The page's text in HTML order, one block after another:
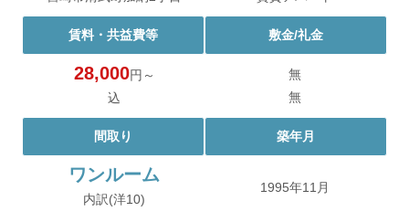
賃料・共益費等 敷金/礼金
28,000円～
込
無
無
間取り 築年月
ワンルーム
内訳(洋10)
1995年11月